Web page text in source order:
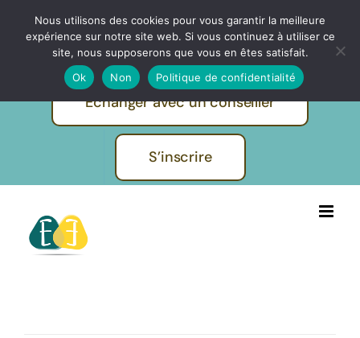
IBF | EVOLUTION FORMATIONS -
Pratiques et métiers de l'humain
Echanger avec un conseiller
S’inscrire
Nous utilisons des cookies pour vous garantir la meilleure
expérience sur notre site web. Si vous continuez à utiliser ce
site, nous supposerons que vous en êtes satisfait.
Ok
Non Politique de confidentialité